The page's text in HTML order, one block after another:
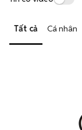
Tất cả Cá nhân